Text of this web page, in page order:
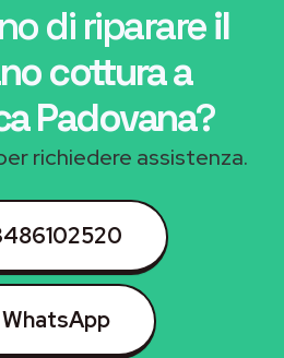
di riparareil
cottura a
Padovana?
richiedere assistenza.
WhatsApp